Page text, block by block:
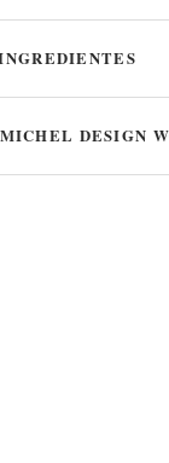
DESIGN